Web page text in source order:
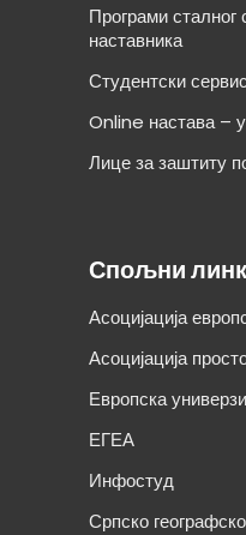
Програми
наставника
Студентски сервис
Online настава –
Лице за заштиту
Спољни
Асоцијација
Асоцијација
Европска
ЕГЕА
Инфостуд
Српско